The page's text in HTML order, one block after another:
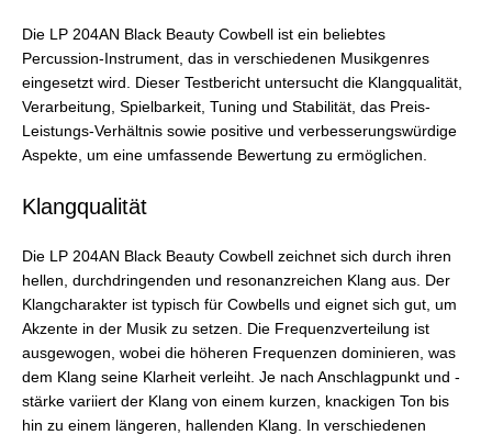
Die LP 204AN Black Beauty Cowbell ist ein beliebtes
Percussion-Instrument, das in verschiedenen Musikgenres
eingesetzt wird. Dieser Testbericht untersucht die Klangqualität,
Verarbeitung, Spielbarkeit, Tuning und Stabilität, das Preis-
Leistungs-Verhältnis sowie positive und verbesserungswürdige
Aspekte, um eine umfassende Bewertung zu ermöglichen.
Klangqualität
Die LP 204AN Black Beauty Cowbell zeichnet sich durch ihren
hellen, durchdringenden und resonanzreichen Klang aus. Der
Klangcharakter ist typisch für Cowbells und eignet sich gut, um
Akzente in der Musik zu setzen. Die Frequenzverteilung ist
ausgewogen, wobei die höheren Frequenzen dominieren, was
dem Klang seine Klarheit verleiht. Je nach Anschlagpunkt und -
stärke variiert der Klang von einem kurzen, knackigen Ton bis
hin zu einem längeren, hallenden Klang. In verschiedenen